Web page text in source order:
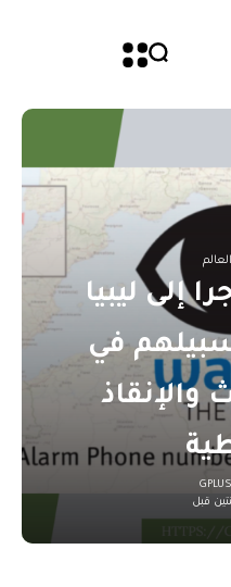
العالم
مهاجرا إلى ليبيا
في
والإنقاذ
قبل